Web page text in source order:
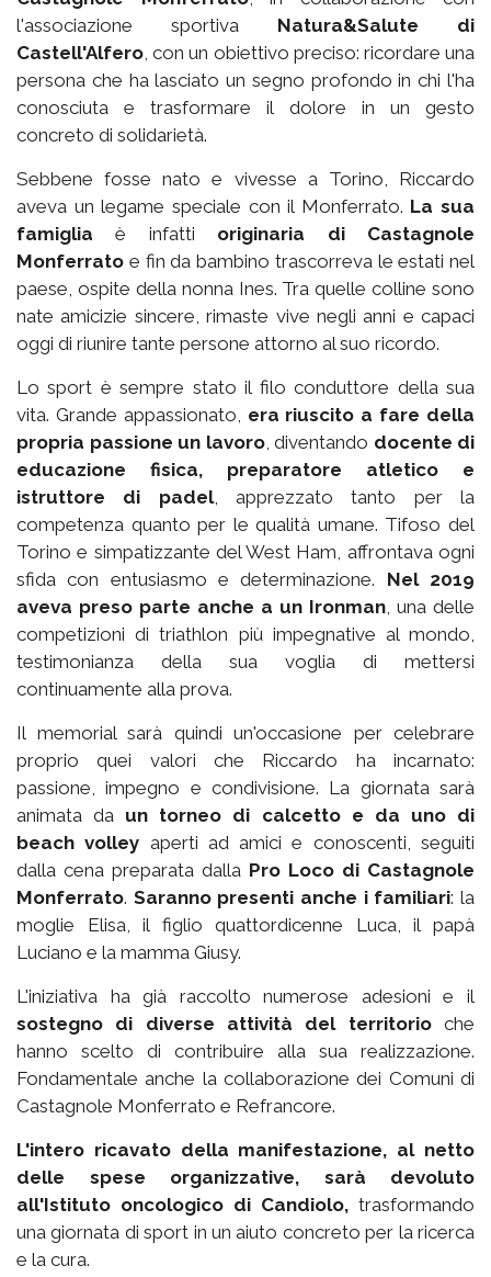
l'associazione sportiva Natura&Salute di
Castell'Alfero , con un obiettivo preciso: ricordare una
persona che ha lasciato un segno profondo in chi l'ha
conosciuta e trasformare il dolore in un gesto
concreto di solidarietà.
Sebbene fosse nato e vivesse a Torino, Riccardo
aveva un legame speciale con il Monferrato. La sua
famigliaè infatti originaria di Castagnole
Monferrato e fin da bambino trascorreva le estati nel
paese, ospite della nonna Ines. Tra quelle colline sono
nate amicizie sincere, rimaste vive negli anni e capaci
oggi di riunire tante persone attorno al suo ricordo.
Lo sport è sempre stato il filo conduttore della sua
vita. Grande appassionato, era riuscito a fare della
propria passione un lavoro, diventando docente di
educazione fisica, preparatore atletico e
istruttore di padel, apprezzato tanto per la
competenza quanto per le qualità umane. Tifoso del
Torino e simpatizzante del West Ham, affrontava ogni
sfida con entusiasmo e determinazione. Nel 2019
aveva preso parte anche a un Ironman , una delle
competizioni di triathlon più impegnative al mondo,
testimonianza della sua voglia di mettersi
continuamente alla prova.
Il memorial sarà quindi un'occasione per celebrare
proprio quei valori che Riccardo ha incarnato:
passione, impegno e condivisione. La giornata sarà
animata da un torneo di calcetto e da uno di
beach volley aperti ad amici e conoscenti, seguiti
dalla cena preparata dalla Pro Loco di Castagnole
Monferrato. Saranno presenti anche i familiari: la
moglie Elisa, il figlio quattordicenne Luca, il papà
Luciano e la mamma Giusy.
L'iniziativa ha già raccolto numerose adesioni e il
sostegno di diverse attività del territorioche
hanno scelto di contribuire alla sua realizzazione.
Fondamentale anche la collaborazione dei Comuni di
Castagnole Monferrato e Refrancore.
L'intero ricavato della manifestazione, al netto
delle spese organizzative, sarà devoluto
all'Istituto oncologico di Candiolo, trasformando
una giornata di sport in un aiuto concreto per la ricerca
e la cura.